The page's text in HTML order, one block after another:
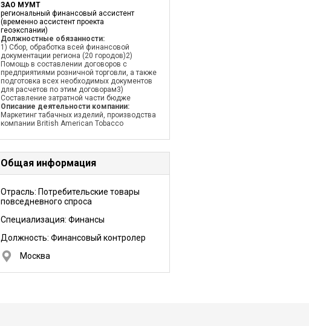
ЗАО МУМТ
региональный финансовый ассистент
(временно ассистент проекта
геоэкспании)
Должностные обязанности:
1) Сбор, обработка всей финансовой
документации региона (20 городов)2)
Помощь в составлении договоров с
предприятиями розничной торговли, а также
подготовка всех необходимых документов
для расчетов по этим договорам3)
Составление затратной части бюдже
Описание деятельности компании:
Маркетинг табачных изделий, производства
компании British American Tobacco
Общая информация
Отрасль: Потребительские товары
повседневного спроса
Специализация: Финансы
Должность: Финансовый контролер
Москва